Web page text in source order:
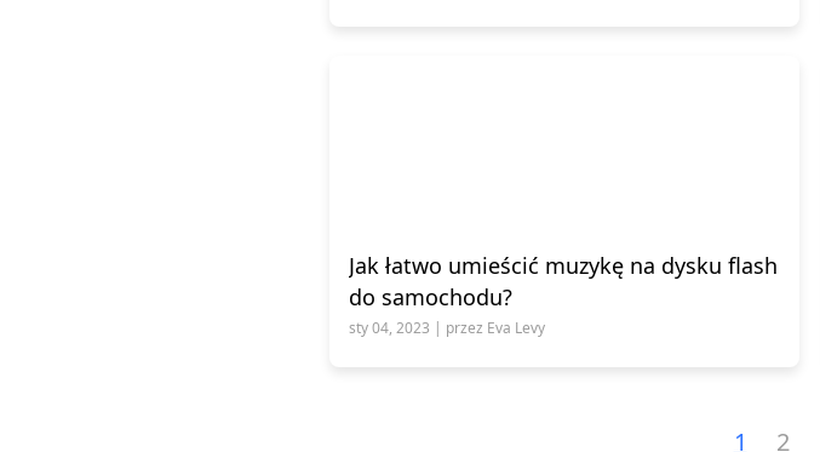
Jak łatwo umieścić muzykę na dysku flash
do samochodu?
sty 04, 2023 | przez Eva Levy
1 2